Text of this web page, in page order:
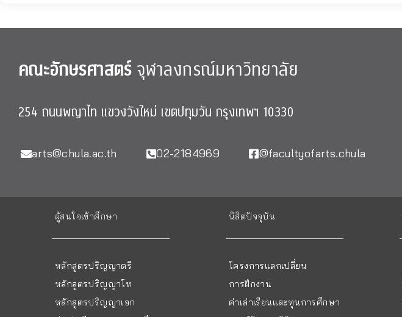
คณะอักษรศาสตร์จุฬาลงกรณ์มหาวิทยาลัย
254 ถนนพญาไท แขวงวังใหม่ เขตปทุมวัน กรุงเทพฯ 10330
arts@chula.ac.th 02-2184969 @facultyofarts.chula
ผู้สนใจเข้าศึกษา
หลักสูตรปริญญาตรี
หลักสูตรปริญญาโท
หลักสูตรปริญญาเอก
นิสิตปัจจุบัน
โครงการแลกเปลี่ยน
การฝึกงาน
ค่าเล่าเรียนและทุนการศึกษา